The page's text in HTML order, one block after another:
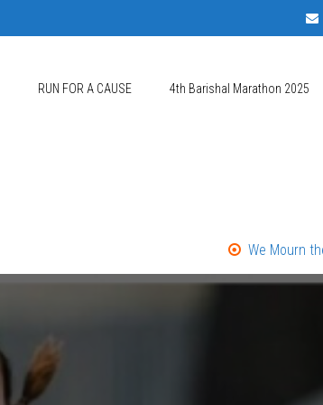
RUN FOR A CAUSE 4th Barishal Marathon 2025
We Mourn the Tragic